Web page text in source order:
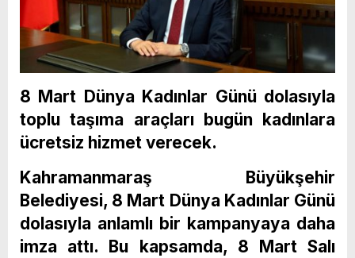
8 Mart Dünya Kadınlar Günü dolasıyla
toplu taşıma araçları bugün kadınlara
ücretsiz hizmet verecek.
Kahramanmaraş Büyükşehir
Belediyesi, 8 Mart Dünya Kadınlar Günü
dolasıyla anlamlı bir kampanyaya daha
imza attı. Bu kapsamda, 8 Mart Salı